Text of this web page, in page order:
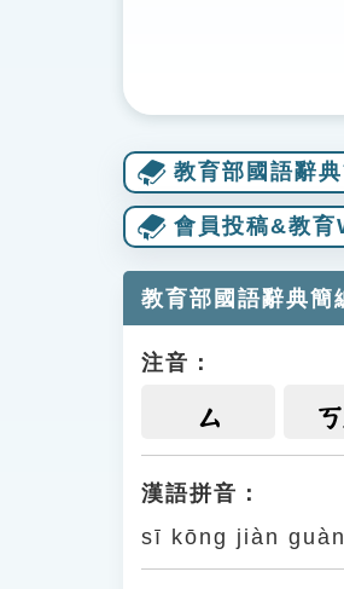
教育部國語辭
會員投稿&教
教育部國語辭典簡
注音：
ㄙ
漢語拼音：
sī kōng jiàn guàn